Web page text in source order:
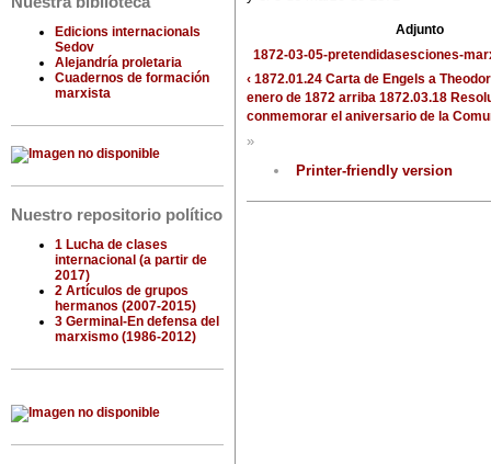
Edicions internacionals
Sedov
Alejandría proletaria
Cuadernos de formación
marxista
Nuestro repositorio político
1 Lucha de clases
internacional (a partir de
2017)
2 Artículos de grupos
hermanos (2007-2015)
3 Germinal-En defensa del
marxismo (1986-2012)
Adjunto
1872-03-05-pretendidasesciones-
‹ 1872.01.24 Carta de Engels a
enero de 1872 arriba 1872.03.18
conmemorar el aniversario de la
»
Printer-friendly version